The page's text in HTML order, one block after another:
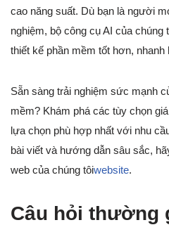
cao năng suất. Dù bạn là người
nghiệm, bộ công cụ AI của chúng
thiết kế phần mềm tốt hơn, nhanh
Sẵn sàng trải nghiệm sức mạnh
mềm? Khám phá các tùy chọn
lựa chọn phù hợp nhất với nhu
bài viết và hướng dẫn sâu sắc,
web của chúng tôiwebsite.
Câu hỏi thường